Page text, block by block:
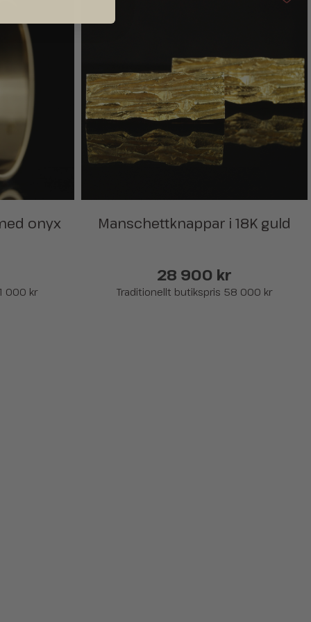
onyx
000 kr
Manschettknappar i 18K guld
28 900 kr
Traditionellt butikspris 58 000 kr